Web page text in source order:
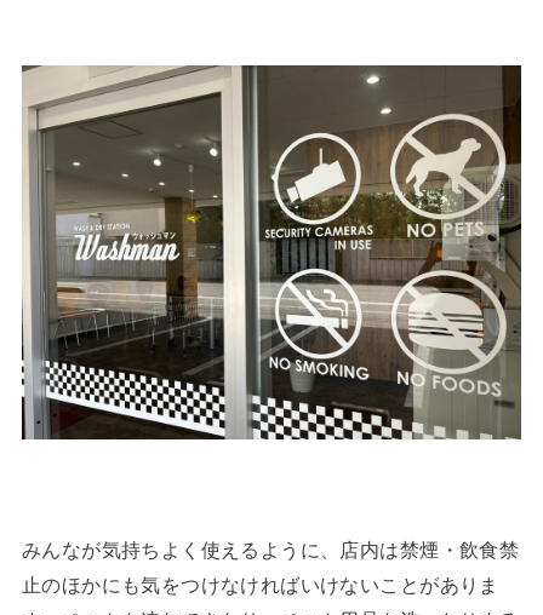
みんなが気持ちよく使えるように、店内は禁煙・飲食禁
止のほかにも気をつけなければいけないことがありま